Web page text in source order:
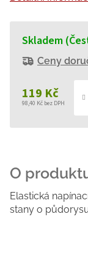
119 Kč
98,40 Kč bez DPH
cena:
Skladem
Ceny
Elastická
stany o